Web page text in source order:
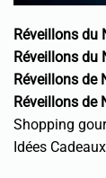
Réveillons du
Réveillons du
Réveillons de
Réveillons de
Shopping
Idées